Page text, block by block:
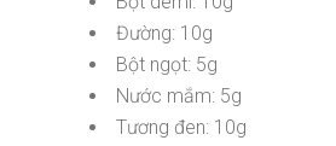
Đường: 10g
Bột ngọt: 5g
Nước mắm: 5g
Tương đen: 10g